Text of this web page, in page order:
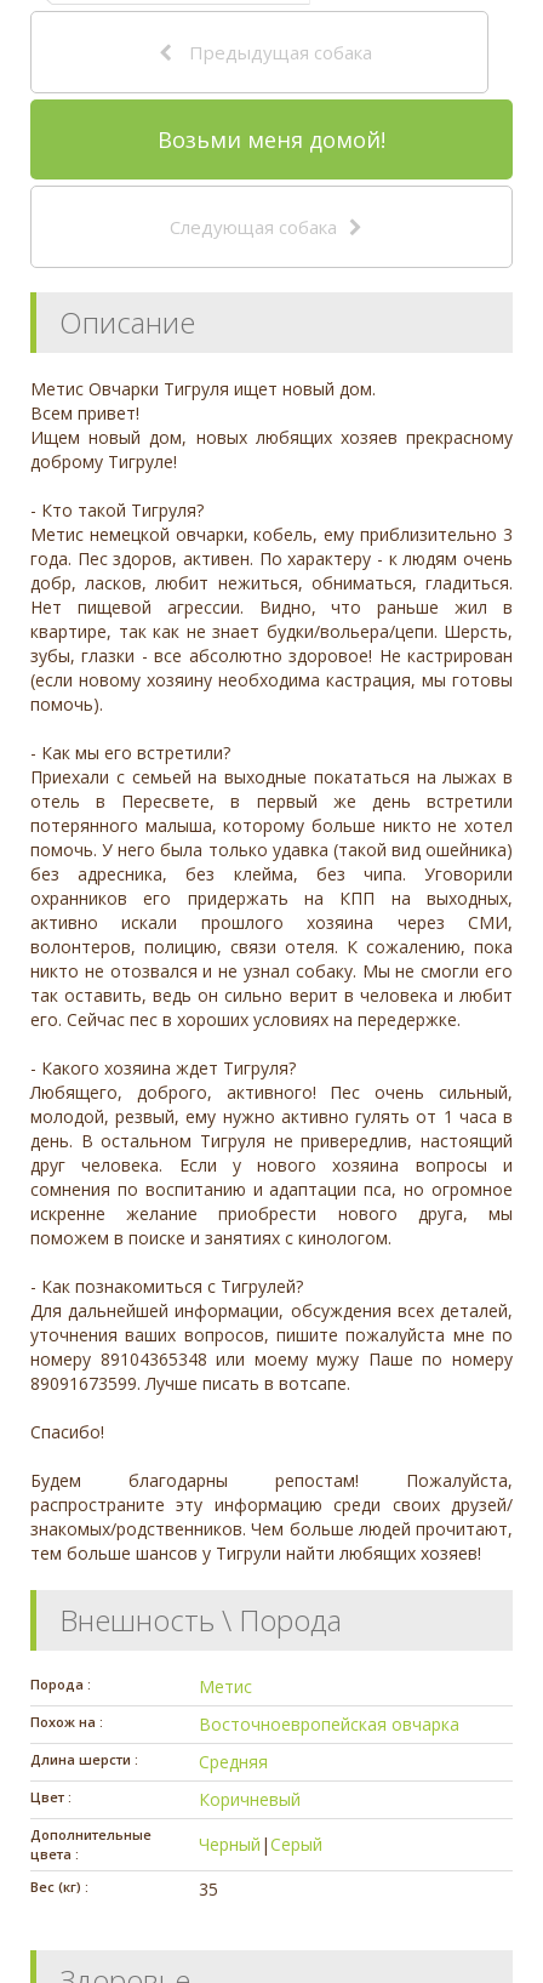
Предыдущая собака
Возьми меня домой!
Следующая собака
Описание
Метис Овчарки Тигруля ищет новый дом.
Всем привет!
Ищем новый дом, новых любящих хозяев прекрасному
доброму Тигруле!
- Кто такой Тигруля?
Метис немецкой овчарки, кобель, ему приблизительно 3
года. Пес здоров, активен. По характеру - к людям очень
добр, ласков, любит нежиться, обниматься, гладиться.
Нет пищевой агрессии. Видно, что раньше жил в
квартире, так как не знает будки/вольера/цепи. Шерсть,
зубы, глазки - все абсолютно здоровое! Не кастрирован
(если новому хозяину необходима кастрация, мы готовы
помочь).
- Как мы его встретили?
Приехали с семьей на выходные покататься на лыжах в
отель в Пересвете, в первый же день встретили
потерянного малыша, которому больше никто не хотел
помочь. У него была только удавка (такой вид ошейника)
без адресника, без клейма, без чипа. Уговорили
охранников его придержать на КПП на выходных,
активно искали прошлого хозяина через СМИ,
волонтеров, полицию, связи отеля. К сожалению, пока
никто не отозвался и не узнал собаку. Мы не смогли его
так оставить, ведь он сильно верит в человека и любит
его. Сейчас пес в хороших условиях на передержке.
- Какого хозяина ждет Тигруля?
Любящего, доброго, активного! Пес очень сильный,
молодой, резвый, ему нужно активно гулять от 1 часа в
день. В остальном Тигруля не привередлив, настоящий
друг человека. Если у нового хозяина вопросы и
сомнения по воспитанию и адаптации пса, но огромное
искренне желание приобрести нового друга, мы
поможем в поиске и занятиях с кинологом.
- Как познакомиться с Тигрулей?
Для дальнейшей информации, обсуждения всех деталей,
уточнения ваших вопросов, пишите пожалуйста мне по
номеру 89104365348 или моему мужу Паше по номеру
89091673599. Лучше писать в вотсапе.
Спасибо!
Будем благодарны репостам! Пожалуйста,
распространите эту информацию среди своих друзей/
знакомых/родственников. Чем больше людей прочитают,
тем больше шансов у Тигрули найти любящих хозяев!
Внешность \ Порода
Порода : Метис
Похож на : Восточноевропейская овчарка
Длина шерсти : Средняя
Цвет : Коричневый
Дополнительные
цвета :
Черный |Серый
Вес (кг) : 35